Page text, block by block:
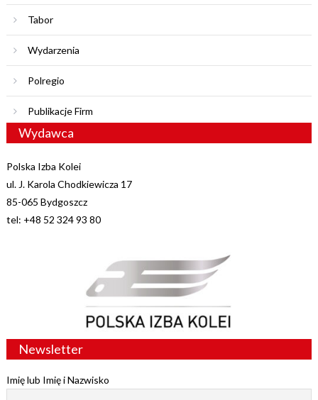
Tabor
Wydarzenia
Polregio
Publikacje Firm
Wydawca
Polska Izba Kolei
ul. J. Karola Chodkiewicza 17
85-065 Bydgoszcz
tel: +48 52 324 93 80
Newsletter
Imię lub Imię i Nazwisko